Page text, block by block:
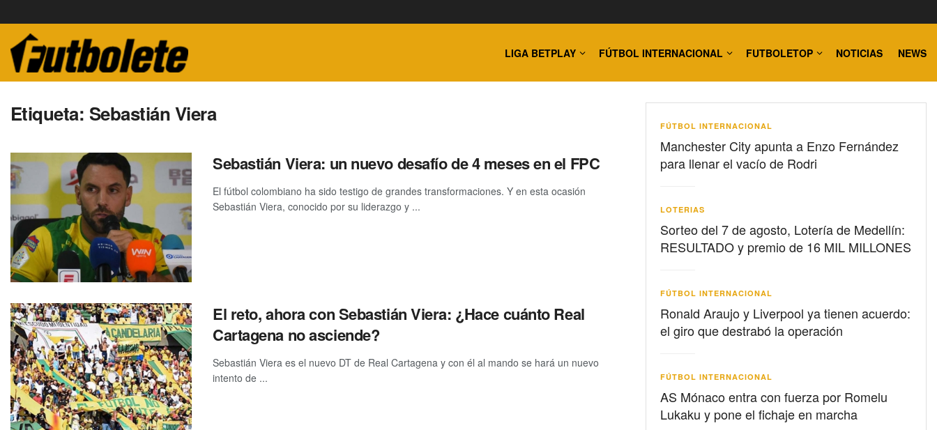
LIGA BETPLAY FÚTBOL INTERNACIONAL FUTBOLETOP NOTICIAS NEWS
Etiqueta: Sebastián Viera
Sebastián Viera: un nuevo desafío de 4 meses en el FPC
El fútbol colombiano ha sido testigo de grandes transformaciones. Y en esta ocasión
Sebastián Viera, conocido por su liderazgo y ...
El reto, ahora con Sebastián Viera: ¿Hace cuánto Real
Cartagena no asciende?
Sebastián Viera es el nuevo DT de Real Cartagena y con él al mando se hará un nuevo
intento de ...
FÚTBOL INTERNACIONAL
Manchester City apunta a Enzo Fernández
para llenar el vacío de Rodri
LOTERIAS
Sorteo del 7 de agosto, Lotería de Medellín:
RESULTADO y premio de 16 MIL MILLONES
FÚTBOL INTERNACIONAL
Ronald Araujo y Liverpool ya tienen acuerdo:
el giro que destrabó la operación
FÚTBOL INTERNACIONAL
AS Mónaco entra con fuerza por Romelu
Lukaku y pone el fichaje en marcha